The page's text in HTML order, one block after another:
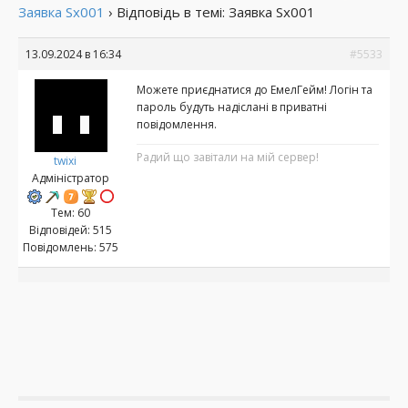
Заявка Sx001 › Відповідь в темі: Заявка Sx001
13.09.2024 в 16:34 #5533
twixi
Адміністратор
Тем: 60
Відповідей: 515
Повідомлень: 575
Можете приєднатися до ЕмелГейм! Логін та
пароль будуть надіслані в приватні
повідомлення.
Радий що завітали на мій сервер!